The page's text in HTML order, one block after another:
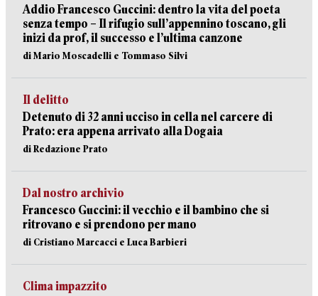
Addio Francesco Guccini: dentro la vita del poeta
senza tempo – Il rifugio sull’appennino toscano, gli
inizi da prof, il successo e l’ultima canzone
di Mario Moscadelli e Tommaso Silvi
Il delitto
Detenuto di 32 anni ucciso in cella nel carcere di
Prato: era appena arrivato alla Dogaia
di Redazione Prato
Dal nostro archivio
Francesco Guccini: il vecchio e il bambino che si
ritrovano e si prendono per mano
di Cristiano Marcacci e Luca Barbieri
Clima impazzito